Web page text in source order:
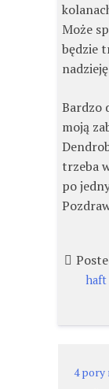
Może
będzie
Bardzo
moją
trzeba
po
haft
4 pory